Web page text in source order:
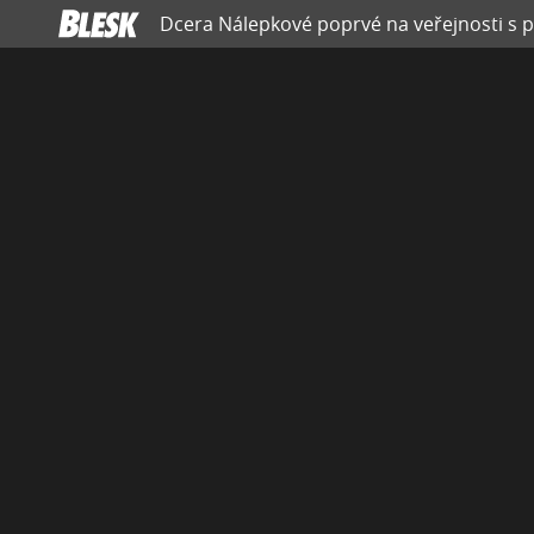
Dcera Nálepkové poprvé na veřejnosti s